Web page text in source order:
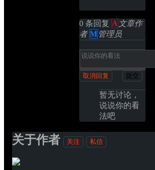
0 条回复 A 文章作
者 M 管理员
取消回复 提交
暂无讨论，
说说你的看
法吧
关于作者 关注 私信